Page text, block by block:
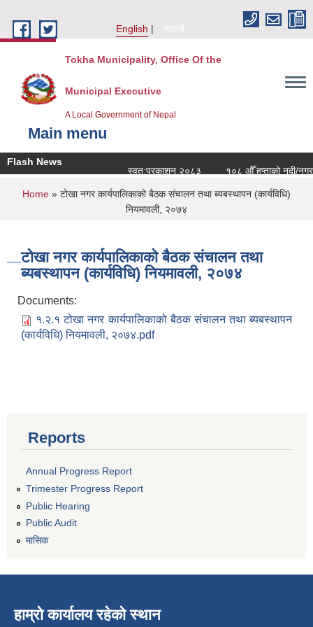
English
नेपाली
Tokha Municipality, Office Of the
Municipal Executive
A Local Government of Nepal
Main menu
Flash News
स्वत:प्रकाशन २०८३
१०८ औँ हप्ताको नदी/नगर
You are here
Home » टोखा नगर कार्यपालिकाको बैठक संचालन तथा ब्यबस्थापन (कार्यविधि)
नियमावली, २०७४
टोखा नगर कार्यपालिकाको बैठक संचालन तथा
ब्यबस्थापन (कार्यविधि) नियमावली, २०७४
Documents:
१.२.१ टोखा नगर कार्यपालिकाको बैठक संचालन तथा ब्यबस्थापन
(कार्यविधि) नियमावली, २०७४.pdf
Reports
Annual Progress Report
Trimester Progress Report
Public Hearing
Public Audit
मासिक
हाम्रो कार्यालय रहेको स्थान